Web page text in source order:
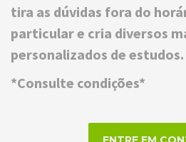
tira as dúvidas fora do
particular e cria diversos
personalizados de estudos.
*Consulte condições*